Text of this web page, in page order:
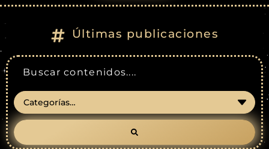
Últimas publicaciones